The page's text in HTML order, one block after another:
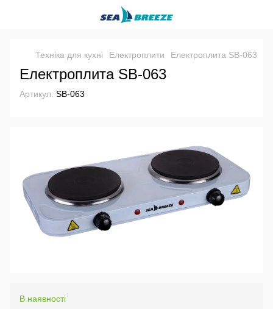
Техніка для кухні Електроплити Електроплита SB-063
Електроплита SB-063
Артикул: SB-063
В наявності